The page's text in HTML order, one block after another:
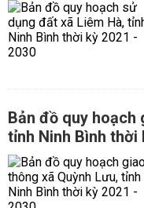
Bản đồ quy hoạch
tỉnh Ninh Bình thời